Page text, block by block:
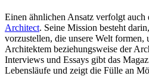
Einen ähnlichen Ansatz verfolgt auch
Architect. Seine Mission besteht
vorzustellen, die unsere Welt formen,
Architektem beziehungsweise der
Interviews und Essays gibt das
Lebensläufe und zeigt die Fülle an